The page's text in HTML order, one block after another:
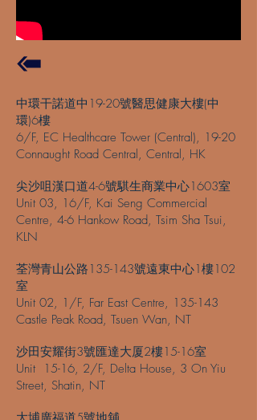
中環干諾道中19-20號醫思健康大樓(中
環)6樓
6/F, EC Healthcare Tower (Central), 19-20
Connaught Road Central, Central, HK
尖沙咀漢口道4-6號騏生商業中心1603室
Unit 03, 16/F, Kai Seng Commercial
Centre, 4-6 Hankow Road, Tsim Sha Tsui,
KLN
荃灣青山公路135-143號遠東中心1樓102
室
Unit 02, 1/F, Far East Centre, 135-143
Castle Peak Road, Tsuen Wan, NT
沙田安耀街3號匯達大厦2樓15-16室
Unit 15-16, 2/F, Delta House, 3 On Yiu
Street, Shatin, NT